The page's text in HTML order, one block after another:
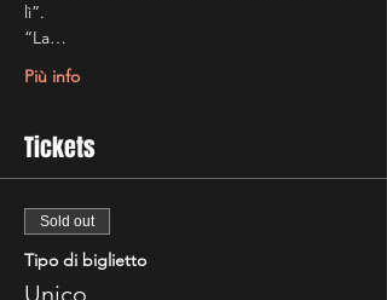
lì”.
“La…
Più info
Tickets
Sold out
Tipo di biglietto
Unico